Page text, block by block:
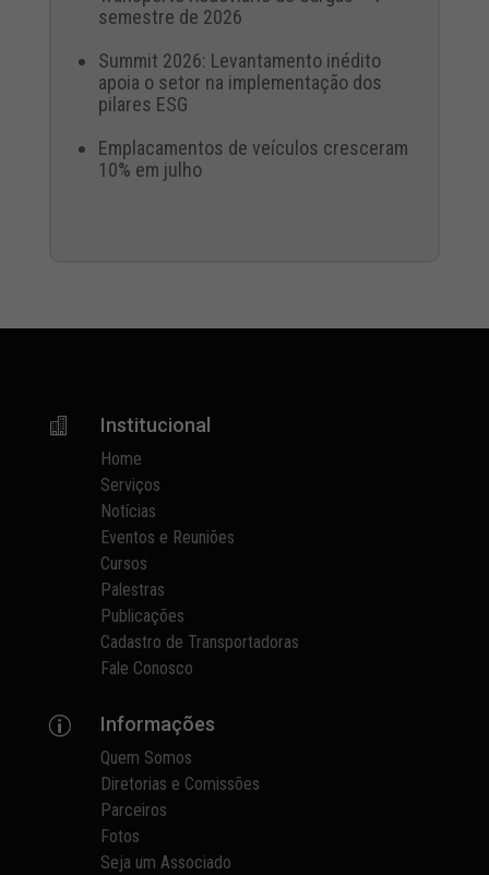
semestre de 2026
Summit 2026: Levantamento inédito
apoia o setor na implementação dos
pilares ESG
Emplacamentos de veículos cresceram
10% em julho
 Institucional
Home
Serviços
Notícias
Eventos e Reuniões
Cursos
Palestras
Publicações
Cadastro de Transportadoras
Fale Conosco
p Informações
Quem Somos
Diretorias e Comissões
Parceiros
Fotos
Seja um Associado